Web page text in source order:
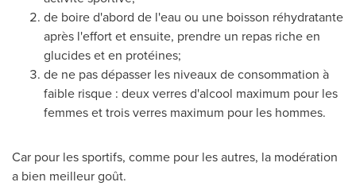
de boire d'abord de l'eau ou une boisson réhydratante
après l'effort et ensuite, prendre un repas riche en
glucides et en protéines;
de ne pas dépasser les niveaux de consommation à
faible risque : deux verres d'alcool maximum pour les
femmes et trois verres maximum pour les hommes.
Car pour les sportifs, comme pour les autres, la modération
a bien meilleur goût.